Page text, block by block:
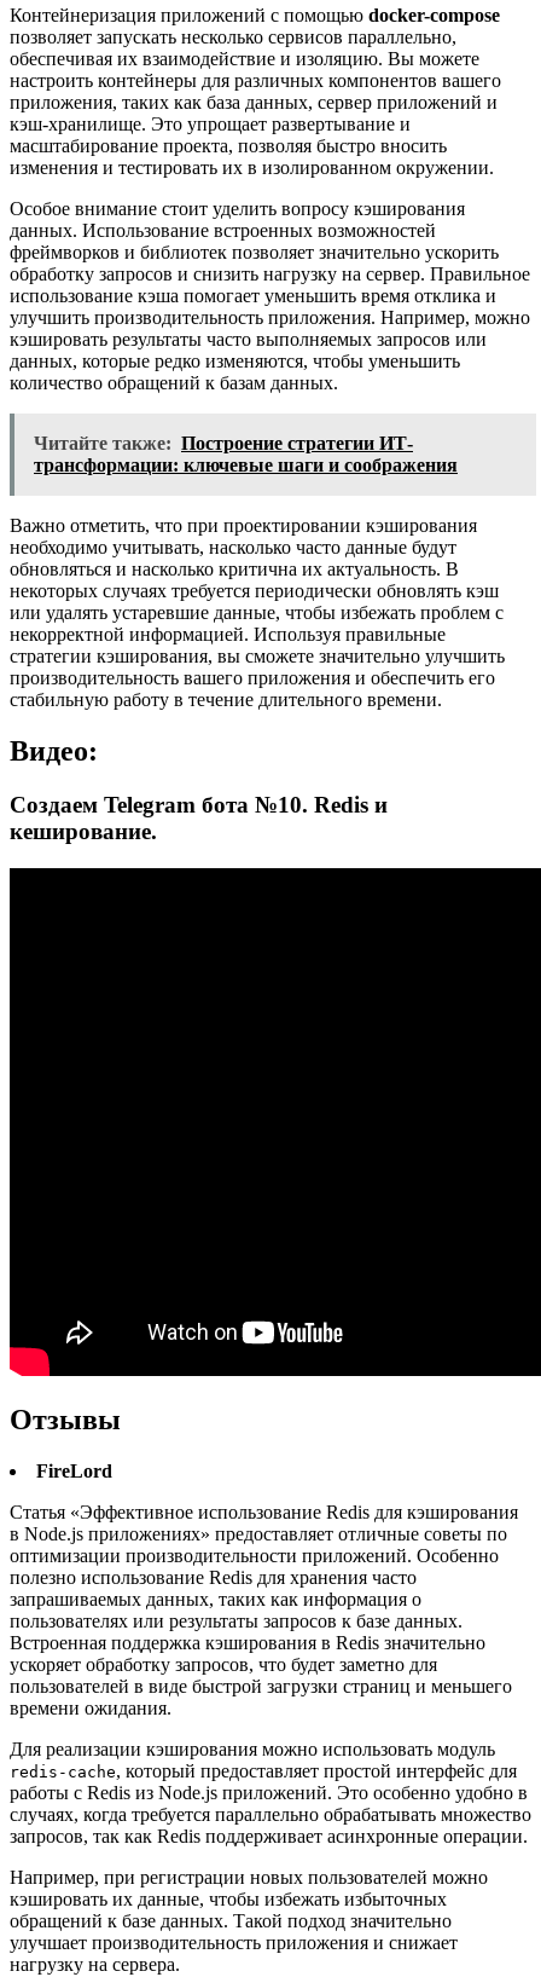
Контейнеризация приложений с помощью docker-compose
позволяет запускать несколько сервисов параллельно,
обеспечивая их взаимодействие и изоляцию. Вы можете
настроить контейнеры для различных компонентов вашего
приложения, таких как база данных, сервер приложений и
кэш-хранилище. Это упрощает развертывание и
масштабирование проекта, позволяя быстро вносить
изменения и тестировать их в изолированном окружении.
Особое внимание стоит уделить вопросу кэширования
данных. Использование встроенных возможностей
фреймворков и библиотек позволяет значительно ускорить
обработку запросов и снизить нагрузку на сервер. Правильное
использование кэша помогает уменьшить время отклика и
улучшить производительность приложения. Например, можно
кэшировать результаты часто выполняемых запросов или
данных, которые редко изменяются, чтобы уменьшить
количество обращений к базам данных.
Читайте также: Построение стратегии ИТ-
трансформации: ключевые шаги и соображения
Важно отметить, что при проектировании кэширования
необходимо учитывать, насколько часто данные будут
обновляться и насколько критична их актуальность. В
некоторых случаях требуется периодически обновлять кэш
или удалять устаревшие данные, чтобы избежать проблем с
некорректной информацией. Используя правильные
стратегии кэширования, вы сможете значительно улучшить
производительность вашего приложения и обеспечить его
стабильную работу в течение длительного времени.
Видео:
Создаем Telegram бота №10. Redis и
кеширование.
Отзывы
FireLord
Статья «Эффективное использование Redis для кэширования
в Node.js приложениях» предоставляет отличные советы по
оптимизации производительности приложений. Особенно
полезно использование Redis для хранения часто
запрашиваемых данных, таких как информация о
пользователях или результаты запросов к базе данных.
Встроенная поддержка кэширования в Redis значительно
ускоряет обработку запросов, что будет заметно для
пользователей в виде быстрой загрузки страниц и меньшего
времени ожидания.
Для реализации кэширования можно использовать модуль
redis-cache, который предоставляет простой интерфейс для
работы с Redis из Node.js приложений. Это особенно удобно в
случаях, когда требуется параллельно обрабатывать множество
запросов, так как Redis поддерживает асинхронные операции.
Например, при регистрации новых пользователей можно
кэшировать их данные, чтобы избежать избыточных
обращений к базе данных. Такой подход значительно
улучшает производительность приложения и снижает
нагрузку на сервера.